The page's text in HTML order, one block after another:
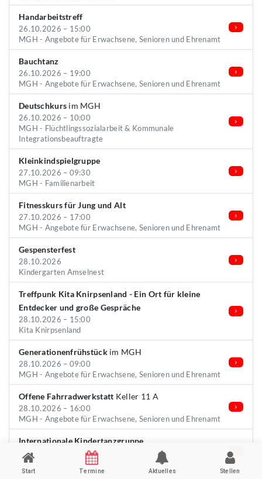
Handarbeitstreff
26.10.2026 – 15:00
MGH - Angebote für Erwachsene, Senioren und Ehrenamt
Bauchtanz
26.10.2026 – 19:00
MGH - Angebote für Erwachsene, Senioren und Ehrenamt
Deutschkurs im MGH
26.10.2026 – 10:00
MGH - Flüchtlingssozialarbeit & Kommunale
Integrationsbeauftragte
Kleinkindspielgruppe
27.10.2026 – 09:30
MGH - Familienarbeit
Fitnesskurs für Jung und Alt
27.10.2026 – 17:00
MGH - Angebote für Erwachsene, Senioren und Ehrenamt
Gespensterfest
28.10.2026
Kindergarten Amselnest
Treffpunk Kita Knirpsenland - Ein Ort für kleine
Entdecker und große Gespräche
28.10.2026 – 15:00
Kita Knirpsenland
Generationenfrühstückim MGH
28.10.2026 – 09:00
MGH - Angebote für Erwachsene, Senioren und Ehrenamt
Offene Fahrradwerkstatt Keller 11 A
28.10.2026 – 16:00
MGH - Angebote für Erwachsene, Senioren und Ehrenamt
Internationale Kindertanzgruppe
28.10.2026 – 17:00
MGH - Kinder- und Jugendarbeit
Start Termine Aktuelles Stellen